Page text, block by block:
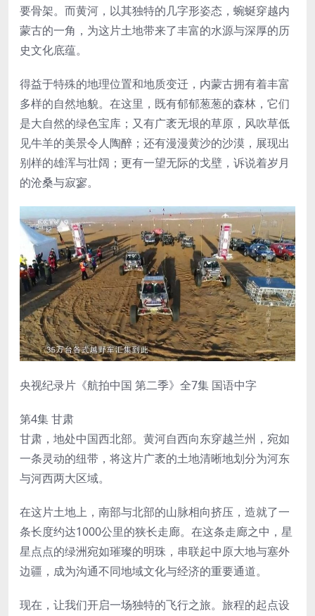
要骨架。而黄河，以其独特的几字形姿态，蜿蜒穿越内
蒙古的一角，为这片土地带来了丰富的水源与深厚的历
史文化底蕴。
得益于特殊的地理位置和地质变迁，内蒙古拥有着丰富
多样的自然地貌。在这里，既有郁郁葱葱的森林，它们
是大自然的绿色宝库；又有广袤无垠的草原，风吹草低
见牛羊的美景令人陶醉；还有漫漫黄沙的沙漠，展现出
别样的雄浑与壮阔；更有一望无际的戈壁，诉说着岁月
的沧桑与寂寥。
央视纪录片《航拍中国 第二季》全7集 国语中字
第4集 甘肃
甘肃，地处中国西北部。黄河自西向东穿越兰州，宛如
一条灵动的纽带，将这片广袤的土地清晰地划分为河东
与河西两大区域。
在这片土地上，南部与北部的山脉相向挤压，造就了一
条长度约达1000公里的狭长走廊。在这条走廊之中，星
星点点的绿洲宛如璀璨的明珠，串联起中原大地与塞外
边疆，成为沟通不同地域文化与经济的重要通道。
现在，让我们开启一场独特的飞行之旅。旅程的起点设